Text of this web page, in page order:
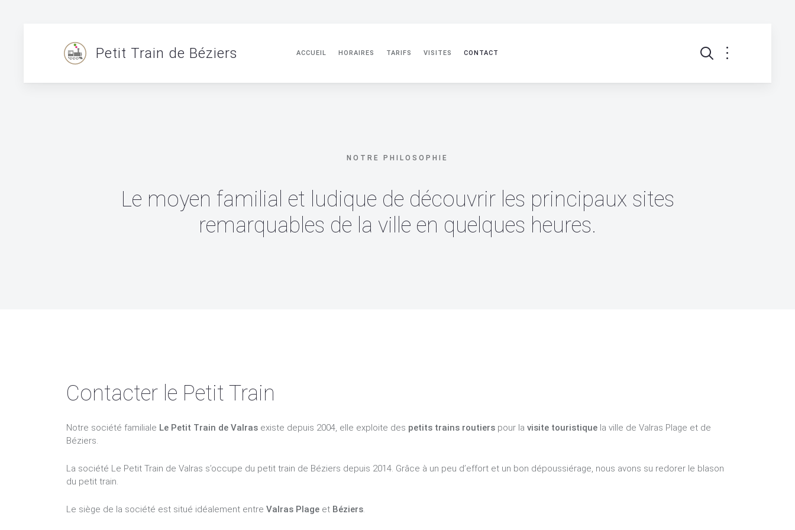
Petit Train de Béziers ACCUEIL HORAIRES TARIFS VISITES CONTACT
NOTRE PHILOSOPHIE
Le moyen familial et ludique de découvrir les principaux sites
remarquables de la ville en quelques heures.
Contacter le Petit Train
Notre société familiale Le Petit Train de Valras existe depuis 2004, elle exploite des petits trains routiers pour la visite touristique la ville de Valras Plage et de
Béziers.
La société Le Petit Train de Valras s’occupe du petit train de Béziers depuis 2014. Grâce à un peu d’effort et un bon dépoussiérage, nous avons su redorer le blason
du petit train.
Le siège de la société est situé idéalement entre Valras Plage et Béziers.